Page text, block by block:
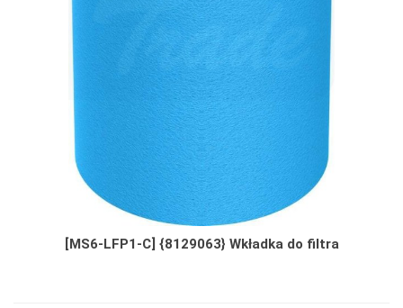
[MS6-LFP1-C] {8129063} Wkładka do filtra